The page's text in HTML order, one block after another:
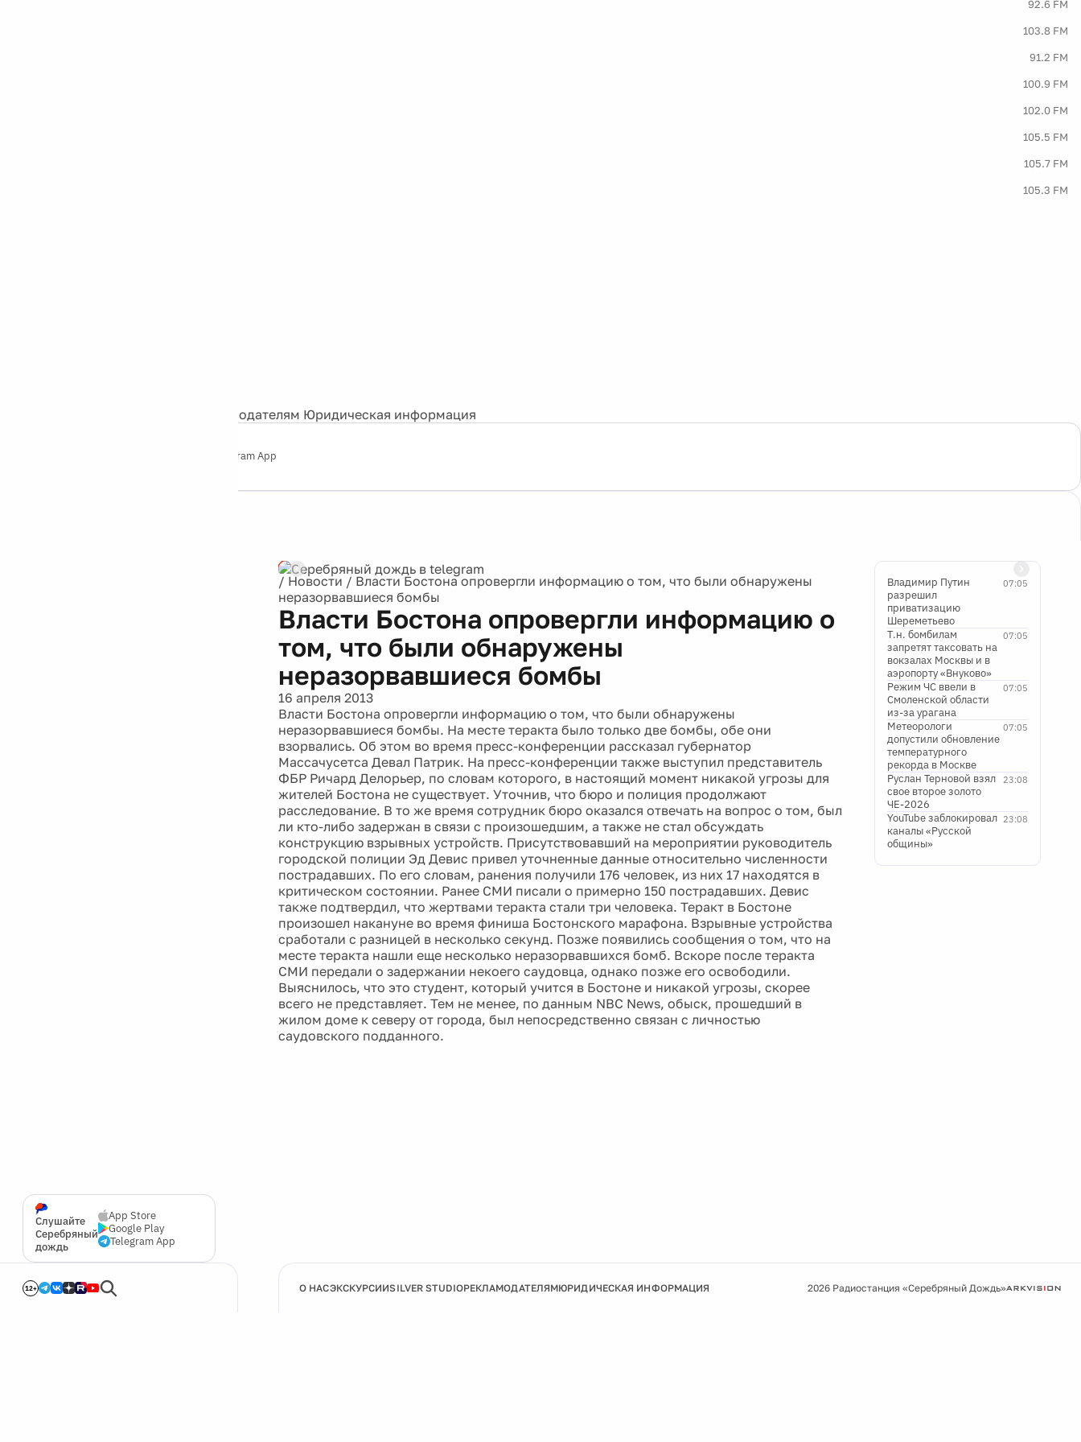
92.6 FM
103.8 FM
91.2 FM
100.9 FM
102.0 FM
105.5 FM
105.7 FM
105.3 FM
Рекламодателям Юридическая информация
Telegram App
Слушайте
Серебряный
дождь
App Store
Google Play
Telegram App
12+
/ Новости / Власти Бостона опровергли информацию о том, что были обнаружены
неразорвавшиеся бомбы
Власти Бостона опровергли информацию о
том, что были обнаружены
неразорвавшиеся бомбы
16 апреля 2013
Власти Бостона опровергли информацию о том, что были обнаружены
неразорвавшиеся бомбы. На месте теракта было только две бомбы, обе они
взорвались. Об этом во время пресс-конференции рассказал губернатор
Массачусетса Девал Патрик. На пресс-конференции также выступил представитель
ФБР Ричард Делорьер, по словам которого, в настоящий момент никакой угрозы для
жителей Бостона не существует. Уточнив, что бюро и полиция продолжают
расследование. В то же время сотрудник бюро оказался отвечать на вопрос о том, был
ли кто-либо задержан в связи с произошедшим, а также не стал обсуждать
конструкцию взрывных устройств. Присутствовавший на мероприятии руководитель
городской полиции Эд Девис привел уточненные данные относительно численности
пострадавших. По его словам, ранения получили 176 человек, из них 17 находятся в
критическом состоянии. Ранее СМИ писали о примерно 150 пострадавших. Девис
также подтвердил, что жертвами теракта стали три человека. Теракт в Бостоне
произошел накануне во время финиша Бостонского марафона. Взрывные устройства
сработали с разницей в несколько секунд. Позже появились сообщения о том, что на
месте теракта нашли еще несколько неразорвавшихся бомб. Вскоре после теракта
СМИ передали о задержании некоего саудовца, однако позже его освободили.
Выяснилось, что это студент, который учится в Бостоне и никакой угрозы, скорее
всего не представляет. Тем не менее, по данным NBC News, обыск, прошедший в
жилом доме к северу от города, был непосредственно связан с личностью
саудовского подданного.
07:05
Владимир Путин
разрешил
приватизацию
Шереметьево
07:05
Т.н. бомбилам
запретят таксовать на
вокзалах Москвы и в
аэропорту «Внуково»
07:05
Режим ЧС ввели в
Смоленской области
из-за урагана
07:05
Метеорологи
допустили обновление
температурного
рекорда в Москве
23:08
Руслан Терновой взял
свое второе золото
ЧЕ-2026
23:08
YouTube заблокировал
каналы «Русской
общины»
О НАСЭКСКУРСИИSILVER STUDIOРЕКЛАМОДАТЕЛЯМЮРИДИЧЕСКАЯ ИНФОРМАЦИЯ 2026 Радиостанция «Серебряный Дождь»